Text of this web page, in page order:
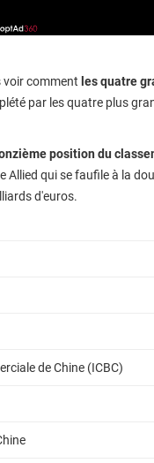
voir comment les quatre
par les quatre plus
position du
Allied qui se faufile à la
d'euros.
de Chine (ICBC)